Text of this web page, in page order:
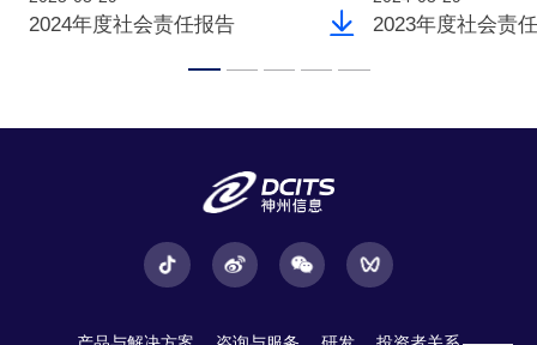
2024年度社会责任报告 2023年度社会责